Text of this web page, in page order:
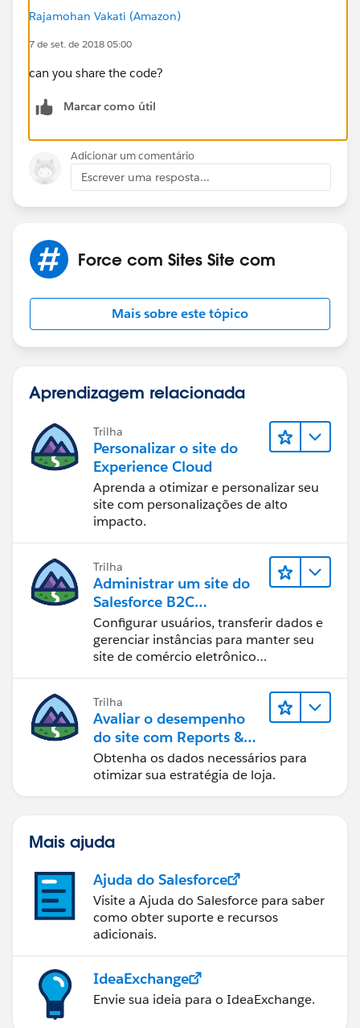
Rajamohan Vakati (Amazon)
7 de set. de 2018 05:00
can you share the code?
Marcar como útil
Adicionar um comentário
Escrever uma resposta...
Force com Sites Site com
Mais sobre este tópico
Aprendizagem relacionada
Trilha
Personalizar o site do
Experience Cloud
Aprenda a otimizar e personalizar seu
site com personalizações de alto
impacto.
Trilha
Administrar um site do
Salesforce B2C
Commerce
Configurar usuários, transferir dados e
gerenciar instâncias para manter seu
site de comércio eletrônico
Trilha
Avaliar o desempenho
do site com Reports &
Dashboards do B2C
Commerce
Obtenha os dados necessários para
otimizar sua estratégia de loja.
Mais ajuda
Ajuda do Salesforce
Visite a Ajuda do Salesforce para saber
como obter suporte e recursos
adicionais.
IdeaExchange
Envie sua ideia para o IdeaExchange.